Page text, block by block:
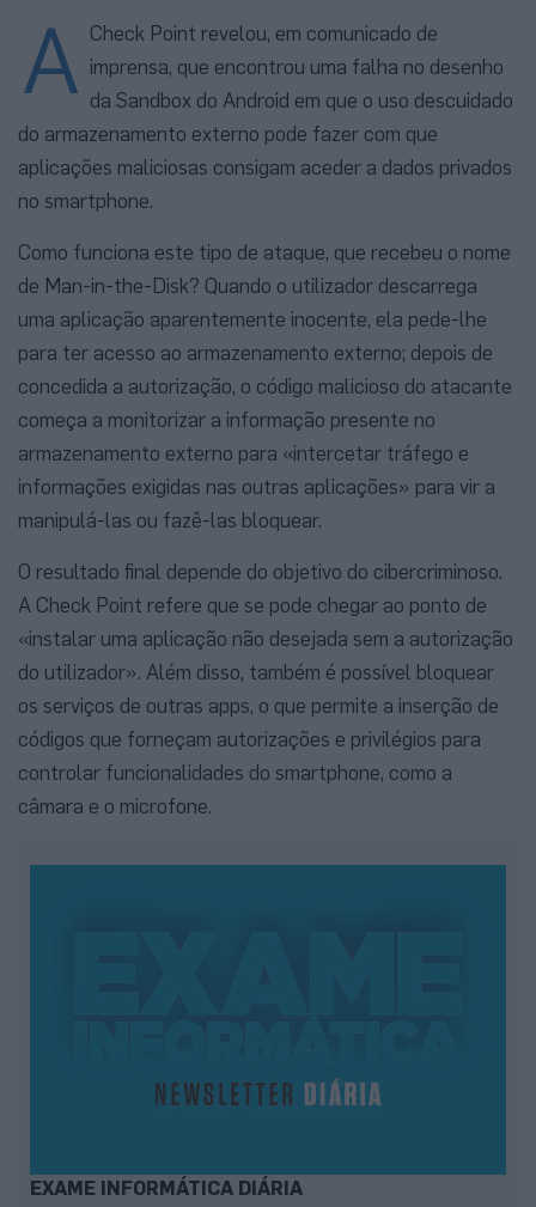
A Check Point revelou, em comunicado de
imprensa, que encontrou uma falha no desenho
da Sandbox do Android em que o uso descuidado
do armazenamento externo pode fazer com que
aplicações maliciosas consigam aceder a dados privados
no smartphone.
Como funciona este tipo de ataque, que recebeu o nome
de Man-in-the-Disk? Quando o utilizador descarrega
uma aplicação aparentemente inocente, ela pede-lhe
para ter acesso ao armazenamento externo; depois de
concedida a autorização, o código malicioso do atacante
começa a monitorizar a informação presente no
armazenamento externo para «intercetar tráfego e
informações exigidas nas outras aplicações» para vir a
manipulá-las ou fazê-las bloquear.
O resultado final depende do objetivo do cibercriminoso.
A Check Point refere que se pode chegar ao ponto de
«instalar uma aplicação não desejada sem a autorização
do utilizador». Além disso, também é possível bloquear
os serviços de outras apps, o que permite a inserção de
códigos que forneçam autorizações e privilégios para
controlar funcionalidades do smartphone, como a
câmara e o microfone.
EXAME INFORMÁTICA DIÁRIA